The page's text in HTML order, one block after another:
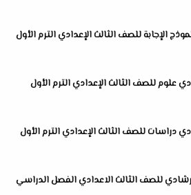
الإجابة للصف الثالث الإعدادي الترم الأول
علوم للصف الثالث الإعدادي الترم الأول
دراسات للصف الثالث الإعدادي الترم الأول
للصف الثالث الاعدادي الفصل الدراسي